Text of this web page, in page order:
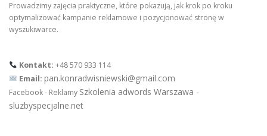
Prowadzimy zajęcia praktyczne, które pokazują, jak krok po kroku
optymalizować kampanie reklamowe i pozycjonować stronę w
wyszukiwarce.
Kontakt: +48 570 933 114
Email: pan.konradwisniewski@gmail.com
Facebook - Reklamy Szkolenia adwords Warszawa -
sluzbyspecjalne.net